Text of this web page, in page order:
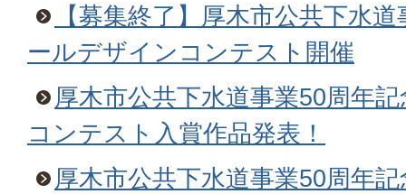
【募集終了】厚木市公共下水
ールデザインコンテスト開催
厚木市公共下水道事業50周年
コンテスト入賞作品発表！
厚木市公共下水道事業50周年